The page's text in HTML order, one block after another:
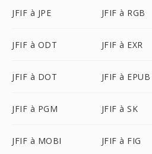
JFIF à JPE JFIF à RGB
JFIF à ODT JFIF à EXR
JFIF à DOT JFIF à EPUB
JFIF à PGM JFIF à SK
JFIF à MOBI JFIF à FIG